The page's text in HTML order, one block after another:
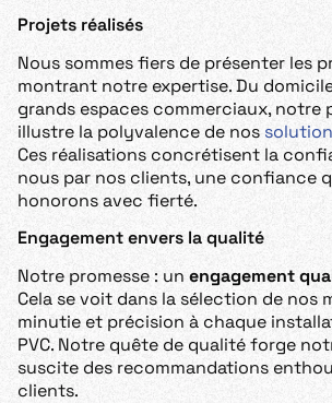
Projets réalisés
Nous sommes fiers de présenter les
montrant notre expertise. Du
grands espaces commerciaux, notre
illustre la polyvalence de nos
Ces réalisations concrétisent la
nous par nos clients, une confiance
honorons avec fierté.
Engagement envers la qualité
Notre promesse : un engagement
Cela se voit dans la sélection de nos
minutie et précision à chaque
PVC. Notre quête de qualité forge
suscite des recommandations
clients.